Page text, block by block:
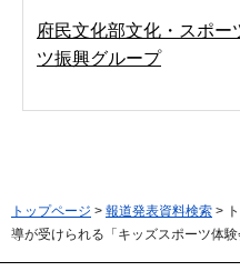
府民文化部文化・スポ
ツ振興グループ
トップページ > 報道発表資料検索 >
導が受けられる「キッズスポーツ体